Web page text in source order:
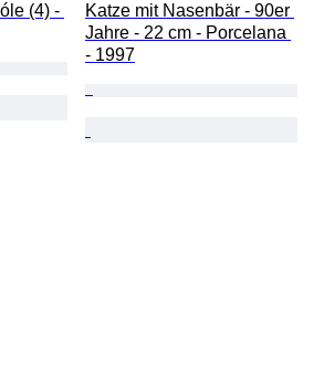
(4) -
Katze mit Nasenbär - 90er
Jahre - 22 cm - Porcelana
- 1997